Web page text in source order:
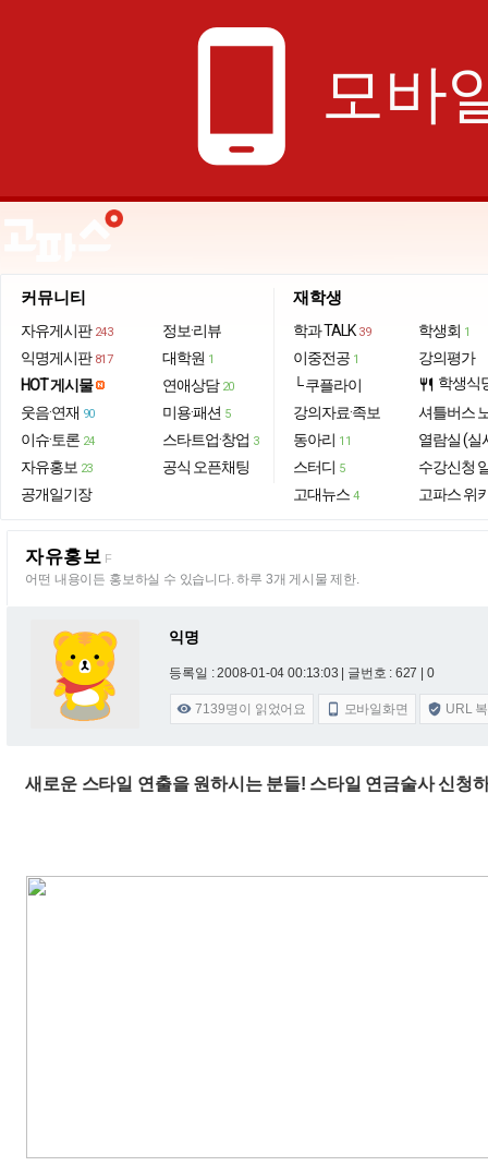
phone_android 모바
커뮤니티
자유게시판 243
익명게시판 817
HOT 게시물
웃음·연재 90
이슈·토론 24
자유홍보 23
공개일기장
정보·리뷰
대학원 1
연애상담 20
미용·패션 5
스타트업·창업 3
공식 오픈채팅
재학생
학과 TALK 39
이중전공 1
└ 쿠플라이
강의자료·족보
동아리 11
스터디 5
고대뉴스 4
학생회 1
강의평가
restaurant 학생식
셔틀버스
열람실 (실
수강신청
고파스 위
자유홍보 F
어떤 내용이든 홍보하실 수 있습니다. 하루 3개 게시물 제한.
익명
등록일 : 2008-01-04 00:13:03 | 글번호 : 627 | 0
 7139명이 읽었어요  모바일화면  URL
새로운 스타일 연출을 원하시는 분들! 스타일 연금술사 신청